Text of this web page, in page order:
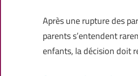
Après une rupture des
parents s’entendent
enfants, la décision doit